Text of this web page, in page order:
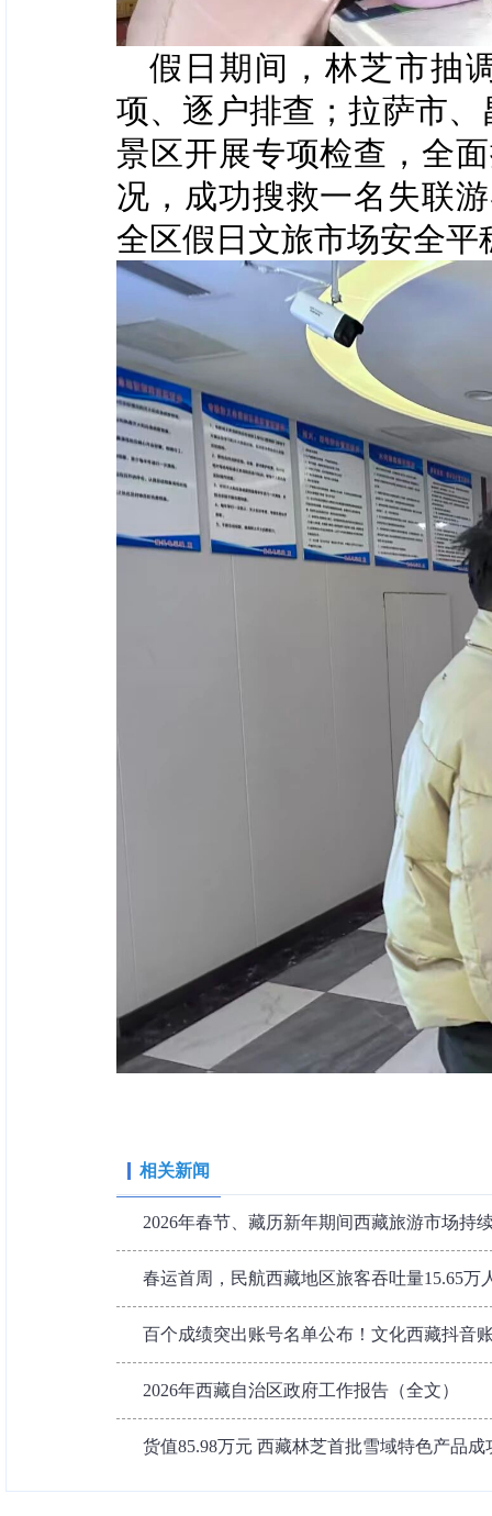
假日期间，林芝市抽
项、逐户排查；拉萨市
景区开展专项检查，全
况，成功搜救一名失联
全区假日文旅市场安全平
相关新闻
2026年春节、藏历新年期间西藏旅游市场持
春运首周，民航西藏地区旅客吞吐量15.65万
百个成绩突出账号名单公布！文化西藏抖音
2026年西藏自治区政府工作报告（全文）
货值85.98万元 西藏林芝首批雪域特色产品成